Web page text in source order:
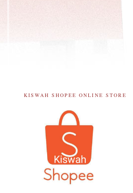
KISWAH SHOPEE ONLINE STORE